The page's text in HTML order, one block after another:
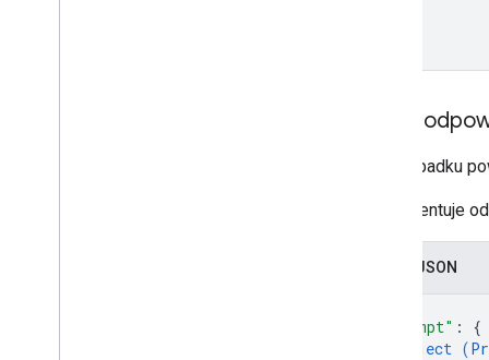
Treść
W przypadku
Reprezentuje
Zapis JSON
"prompt" : {
object (